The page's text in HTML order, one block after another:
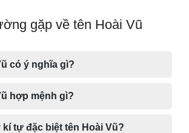
gặp về tên Hoài Vũ
có ý nghĩa gì?
hợp mệnh gì?
tự đặc biệt tên Hoài Vũ?